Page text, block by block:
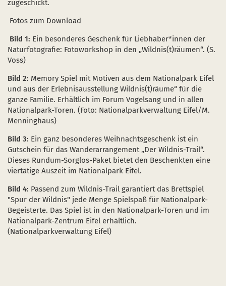
zugeschickt.
Fotos zum Download
Bild 1: Ein besonderes Geschenk für Liebhaber*innen der
Naturfotografie: Fotoworkshop in den „Wildnis(t)räumen“. (S.
Voss)
Bild 2: Memory Spiel mit Motiven aus dem Nationalpark Eifel
und aus der Erlebnisausstellung Wildnis(t)räume“ für die
ganze Familie. Erhältlich im Forum Vogelsang und in allen
Nationalpark-Toren. (Foto: Nationalparkverwaltung Eifel/M.
Menninghaus)
Bild 3: Ein ganz besonderes Weihnachtsgeschenk ist ein
Gutschein für das Wanderarrangement „Der Wildnis-Trail“.
Dieses Rundum-Sorglos-Paket bietet den Beschenkten eine
viertätige Auszeit im Nationalpark Eifel.
Bild 4: Passend zum Wildnis-Trail garantiert das Brettspiel
"Spur der Wildnis" jede Menge Spielspaß für Nationalpark-
Begeisterte. Das Spiel ist in den Nationalpark-Toren und im
Nationalpark-Zentrum Eifel erhältlich.
(Nationalparkverwaltung Eifel)